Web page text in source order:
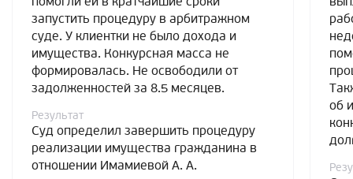
запустить процедуру в арбитражном
суде. У клиентки не было дохода и
имущества. Конкурсная масса не
формировалась. Не освободили от
задолженностей за 8.5 месяцев.
Результат
Суд определил завершить процедуру
реализации имущества гражданина в
отношении Имамиевой А. А.
об